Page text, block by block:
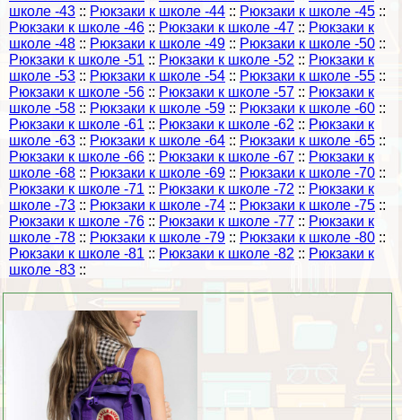
школе -43 :: Рюкзаки к школе -44 :: Рюкзаки к школе -45 ::
Рюкзаки к школе -46 :: Рюкзаки к школе -47 :: Рюкзаки к
школе -48 :: Рюкзаки к школе -49 :: Рюкзаки к школе -50 ::
Рюкзаки к школе -51 :: Рюкзаки к школе -52 :: Рюкзаки к
школе -53 :: Рюкзаки к школе -54 :: Рюкзаки к школе -55 ::
Рюкзаки к школе -56 :: Рюкзаки к школе -57 :: Рюкзаки к
школе -58 :: Рюкзаки к школе -59 :: Рюкзаки к школе -60 ::
Рюкзаки к школе -61 :: Рюкзаки к школе -62 :: Рюкзаки к
школе -63 :: Рюкзаки к школе -64 :: Рюкзаки к школе -65 ::
Рюкзаки к школе -66 :: Рюкзаки к школе -67 :: Рюкзаки к
школе -68 :: Рюкзаки к школе -69 :: Рюкзаки к школе -70 ::
Рюкзаки к школе -71 :: Рюкзаки к школе -72 :: Рюкзаки к
школе -73 :: Рюкзаки к школе -74 :: Рюкзаки к школе -75 ::
Рюкзаки к школе -76 :: Рюкзаки к школе -77 :: Рюкзаки к
школе -78 :: Рюкзаки к школе -79 :: Рюкзаки к школе -80 ::
Рюкзаки к школе -81 :: Рюкзаки к школе -82 :: Рюкзаки к
школе -83 ::